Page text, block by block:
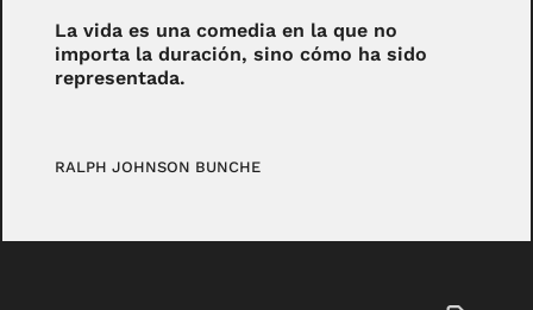
La vida es una comedia en la que no
importa la duración, sino cómo ha sido
representada.
RALPH JOHNSON BUNCHE